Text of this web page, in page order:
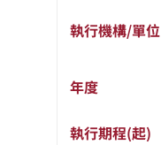
執行機構/單位
年度
執行期程(起)